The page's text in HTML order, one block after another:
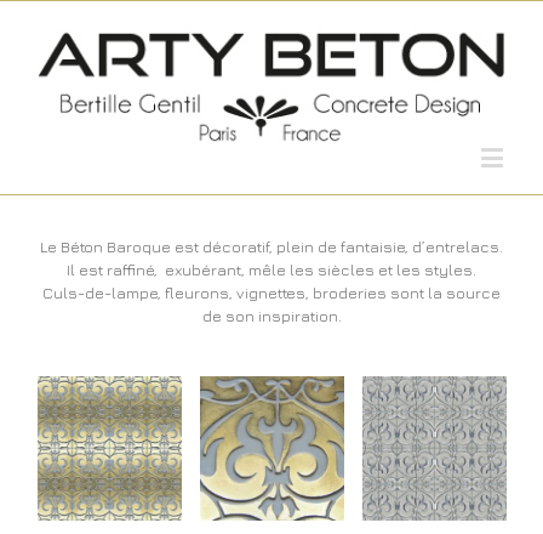
Le Béton Baroque est décoratif, plein de fantaisie, d’entrelacs.
Il est raffiné,
exubérant, mêle les siècles et les styles.
Culs-de-lampe, fleurons, vignettes, broderies sont la source
de son inspiration.